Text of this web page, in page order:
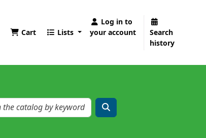
Cart Lists
Log in to
your account
Search
history